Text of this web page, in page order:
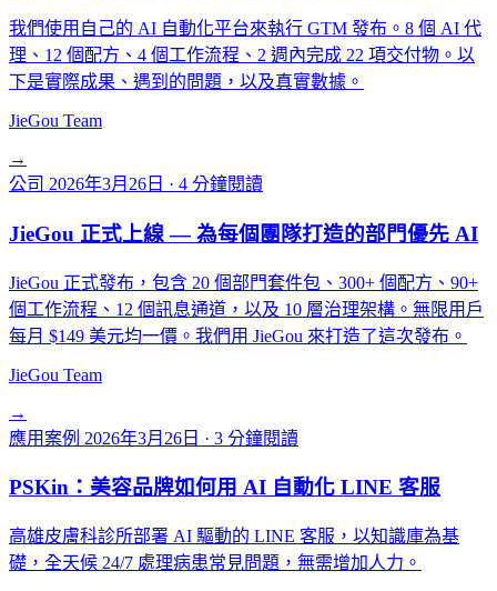
我們使用自己的 AI 自動化平台來執行 GTM 發布。8 個 AI 代
理、12 個配方、4 個工作流程、2 週內完成 22 項交付物。以
下是實際成果、遇到的問題，以及真實數據。
JieGou Team
→
公司 2026年3月26日 · 4 分鐘閱讀
JieGou 正式上線 — 為每個團隊打造的部門優先 AI
JieGou 正式發布，包含 20 個部門套件包、300+ 個配方、90+
個工作流程、12 個訊息通道，以及 10 層治理架構。無限用戶
每月 $149 美元均一價。我們用 JieGou 來打造了這次發布。
JieGou Team
→
應用案例 2026年3月26日 · 3 分鐘閱讀
PSKin：美容品牌如何用 AI 自動化 LINE 客服
高雄皮膚科診所部署 AI 驅動的 LINE 客服，以知識庫為基
礎，全天候 24/7 處理病患常見問題，無需增加人力。